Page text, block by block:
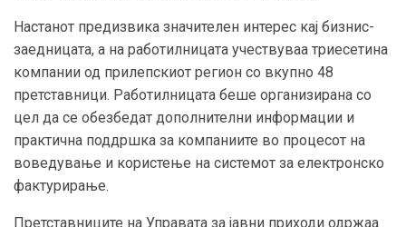
Настанот предизвика значителен интерес кај бизнис-
заедницата, а на работилницата учествуваа триесетина
компании од прилепскиот регион со вкупно 48
претставници. Работилницата беше организирана со
цел да се обезбедат дополнителни информации и
практична поддршка за компаниите во процесот на
воведување и користење на системот за електронско
фактурирање.
Претставниците на Управата за јавни приходи одржаа